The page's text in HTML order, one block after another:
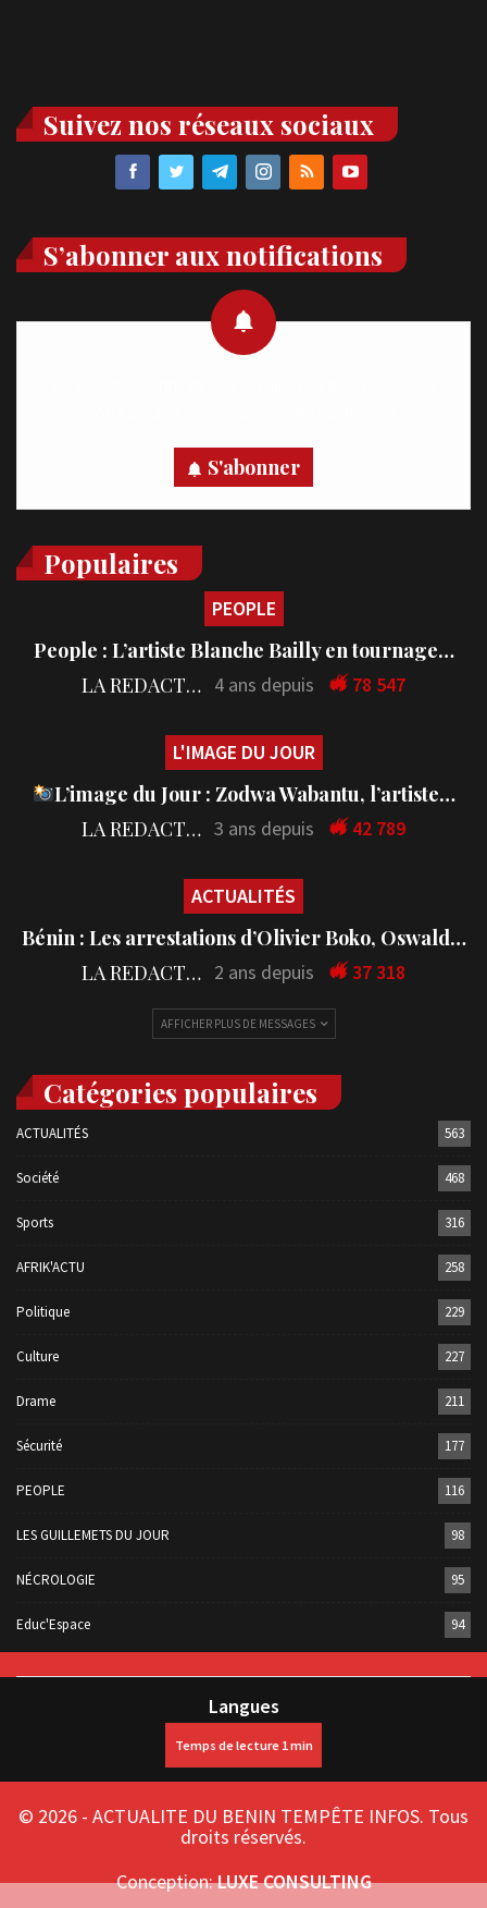
Suivez nos réseaux sociaux
S’abonner aux notifications
S'abonner
Populaires
PEOPLE
People : L’artiste Blanche Bailly en tournage…
LA REDACTION 4 ans depuis 78 547
L'IMAGE DU JOUR
L’image du Jour : Zodwa Wabantu, l’artiste…
LA REDACTION 3 ans depuis 42 789
ACTUALITÉS
Bénin : Les arrestations d’Olivier Boko, Oswald…
LA REDACTION 2 ans depuis 37 318
AFFICHER PLUS DE MESSAGES
Catégories populaires
ACTUALITÉS 563
Société 468
Sports 316
AFRIK'ACTU 258
Politique 229
Culture 227
Drame 211
Sécurité 177
PEOPLE 116
LES GUILLEMETS DU JOUR 98
NÉCROLOGIE 95
Educ'Espace 94
Langues
© 2026 - ACTUALITE DU BENIN TEMPÊTE INFOS. Tous
droits réservés.
Conception:LUXE CONSULTING